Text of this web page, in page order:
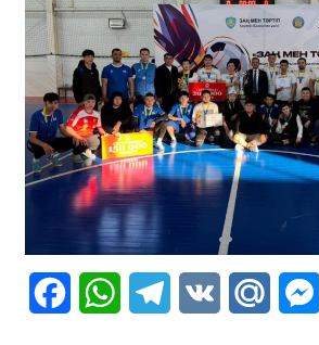
FacebookWhatsAppTelegram
VK Mail.Ru